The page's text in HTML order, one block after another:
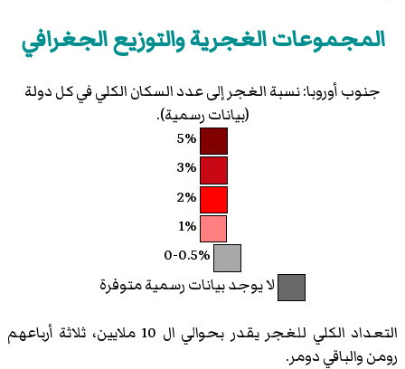
المجموعات الغجرية والتوزيع الجغرافي
جنوب أوروبا: نسبة الغجر إلى عدد السكان الكلي في كل دولة
(بيانات رسمية).
لا يوجد بيانات رسمية متوفرة
التعداد الكلي للغجر يقدر بحوالي ال 10 ملايين، ثلاثة أرباعهم
رومن والباقي دومر.